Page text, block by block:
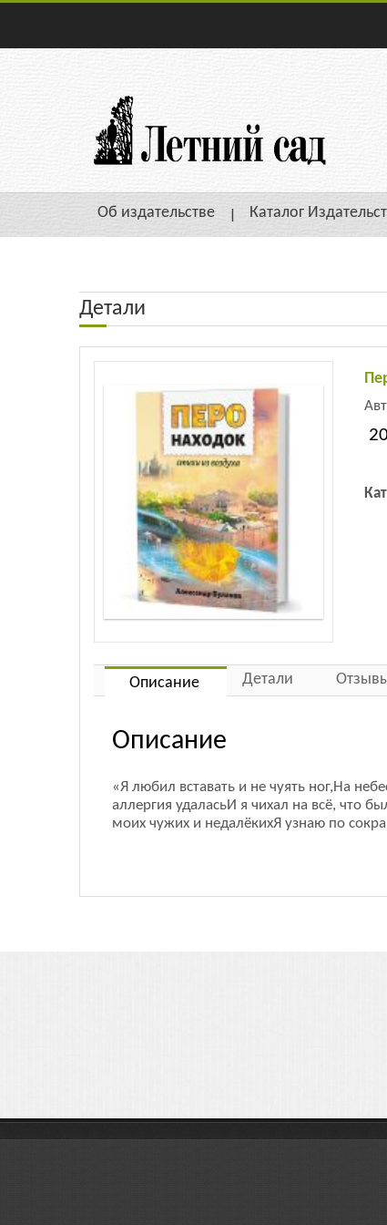
Об издательстве Каталог
Детали
Описание Детали
Описание
«Я любил вставать и не чуять ног,На
аллергия удаласьИ я чихал на всё, что
моих чужих и недалёкихЯ узнаю по